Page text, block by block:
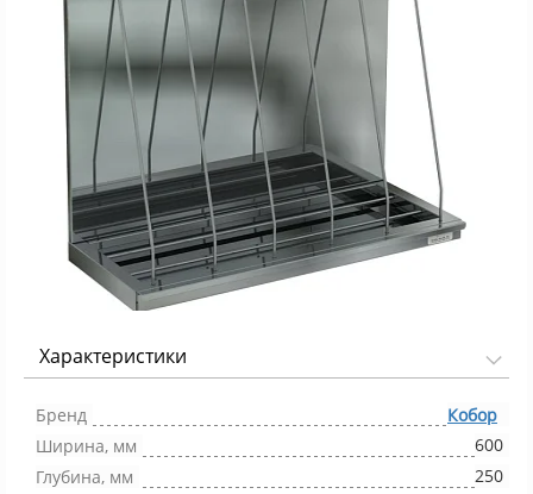
Характеристики
Бренд
Кобор
Ширина, мм
600
Глубина, мм
250